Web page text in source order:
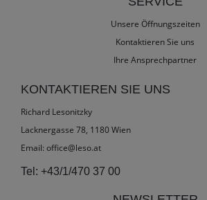
Unsere Öffnungszeiten
Kontaktieren Sie uns
Ihre Ansprechpartner
KONTAKTIEREN SIE UNS
Richard Lesonitzky
Lacknergasse 78, 1180 Wien
Email: office@leso.at
Tel: +43/1/470 37 00